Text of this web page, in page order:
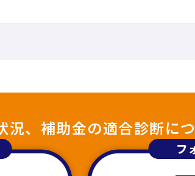
況、補助金の適合診断に